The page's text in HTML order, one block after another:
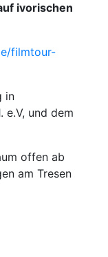
ivorischen
filmtour-
in
e.V, und dem
offen ab
am Tresen